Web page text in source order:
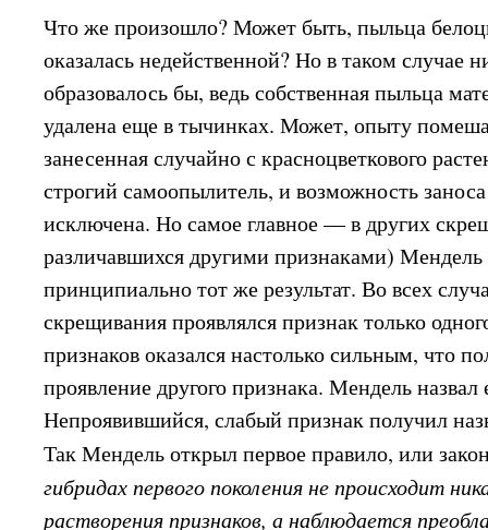
Что же произошло? Может быть, пыльца
оказалась недейственной? Но в таком случае
образовалось бы, ведь собственная пыльца
удалена еще в тычинках. Может, опыту
занесенная случайно с красноцветкового
строгий самоопылитель, и возможность
исключена. Но самое главное — в других
различавшихся другими признаками)
принципиально тот же результат. Во всех
скрещивания проявлялся признак только
признаков оказался настолько сильным, что
проявление другого признака. Мендель
Непроявившийся, слабый признак получил
Так Мендель открыл первое правило, или
гибридах первого поколения не происходит
растворения признаков, а наблюдается